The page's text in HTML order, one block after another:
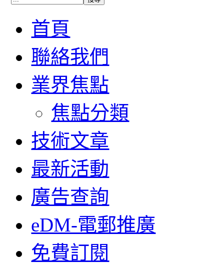
首頁
聯絡我們
業界焦點
焦點分類
技術文章
最新活動
廣告查詢
eDM-電郵推廣
免費訂閱